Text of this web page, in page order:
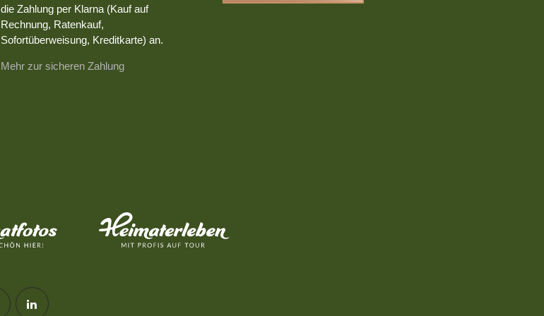
die Zahlung per Klarna (Kauf auf
Rechnung, Ratenkauf,
Sofortüberweisung, Kreditkarte) an.
Mehr zur sicheren Zahlung